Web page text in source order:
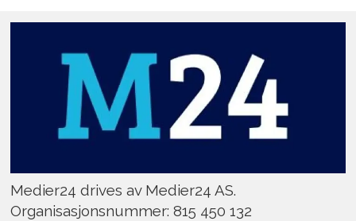
Medier24 drives av Medier24 AS.
Organisasjonsnummer: 815 450 132